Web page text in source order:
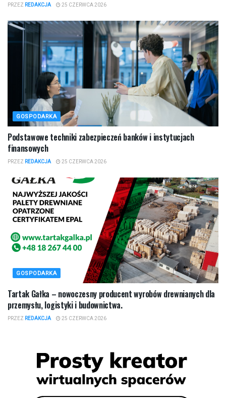
PRZEZ REDAKCJA 25 CZERWCA 2026
GOSPODARKA
Podstawowe techniki zabezpieczeń banków i instytucjach
finansowych
PRZEZ REDAKCJA 25 CZERWCA 2026
GOSPODARKA
Tartak Gałka – nowoczesny producent wyrobów drewnianych dla
przemysłu, logistyki i budownictwa.
PRZEZ REDAKCJA 25 CZERWCA 2026